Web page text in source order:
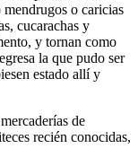
mendrugos o caricias
cucarachas y
y tornan como
la que pudo ser
estado allí y
de
recién conocidas,